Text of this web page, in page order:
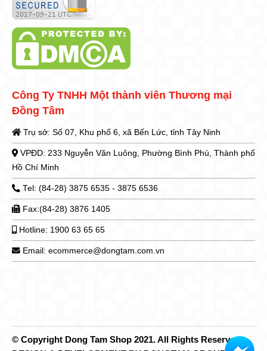
Công Ty TNHH Một thành viên Thương mại
Đồng Tâm
Trụ sở: Số 07, Khu phố 6, xã Bến Lức, tỉnh Tây Ninh
VPĐD: 233 Nguyễn Văn Luông, Phường Bình Phú, Thành phố
Hồ Chí Minh
Tel: (84-28) 3875 6535 - 3875 6536
Fax:(84-28) 3876 1405
Hotline: 1900 63 65 65
Email: ecommerce@dongtam.com.vn
© Copyright Dong Tam Shop 2021. All Rights Reserved.